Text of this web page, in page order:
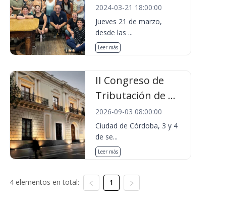
2024-03-21 18:00:00
Jueves 21 de marzo,
desde las ...
Leer más
II Congreso de
Tributación de ...
2026-09-03 08:00:00
Ciudad de Córdoba, 3 y 4
de se...
Leer más
4 elementos en total: 1